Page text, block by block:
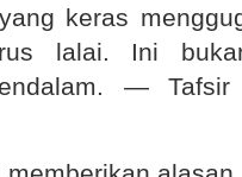
keras
lalai. Ini
—